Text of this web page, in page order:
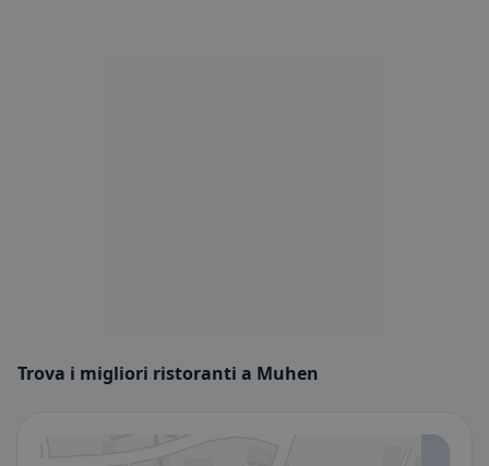
Trova i migliori ristoranti a Muhen